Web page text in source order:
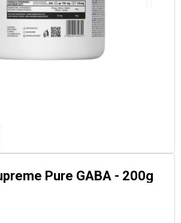
Pure GABA - 200g